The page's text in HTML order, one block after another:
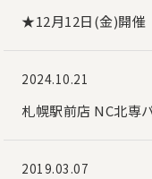
★12月12日(金)開催
2024.10.21
札幌駅前店 NC北専
2019.03.07